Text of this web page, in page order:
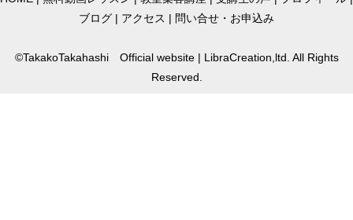
ブログ | アクセス | 問い合せ・お申込み
©TakakoTakahashi Official website | LibraCreation,ltd. All Rights
Reserved.